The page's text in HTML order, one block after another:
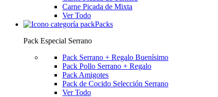
Carne Picada de Mixta
Ver Todo
Packs
Pack Especial Serrano
Pack Serrano + Regalo Buenísimo
Pack Pollo Serrano + Regalo
Pack Amigotes
Pack de Cocido Selección Serrano
Ver Todo